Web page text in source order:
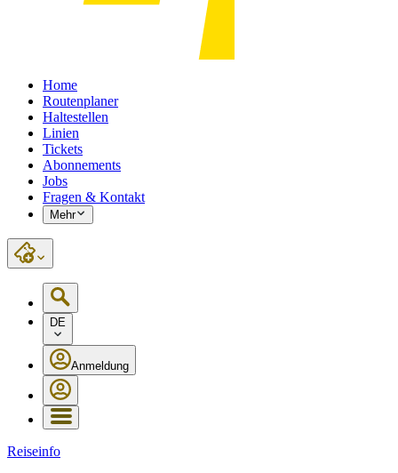
Home
Routenplaner
Haltestellen
Linien
Tickets
Abonnements
Jobs
Fragen & Kontakt
Mehr
DE
Anmeldung
Reiseinfo